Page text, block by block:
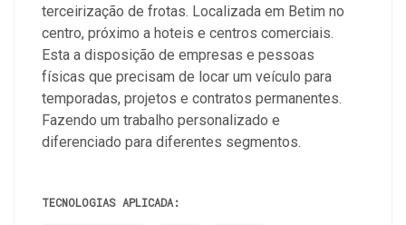
terceirização de frotas. Localizada em Betim no
centro, próximo a hoteis e centros comerciais.
Esta a disposição de empresas e pessoas
físicas que precisam de locar um veículo para
temporadas, projetos e contratos permanentes.
Fazendo um trabalho personalizado e
diferenciado para diferentes segmentos.
TECNOLOGIAS APLICADA: